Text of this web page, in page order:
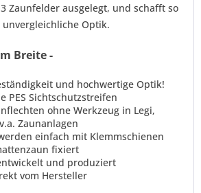
zu. *
Felder sind Pflichtfelder.
Zaunfelder ausgelegt, und schafft so
Optik.
Breite -
und hochwertige Optik!
PES Sichtschutzstreifen
ohne Werkzeug in Legi,
Zaunanlagen
einfach mit Klemmschienen
fixiert
und produziert
vom Hersteller